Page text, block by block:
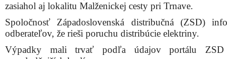
zasiahol aj lokalitu Malženickej cesty pri Trnave.
Spoločnosť Západoslovenská distribučná (ZSD)
odberateľov, že rieši poruchu distribúcie elektriny.
Výpadky mali trvať podľa údajov portálu